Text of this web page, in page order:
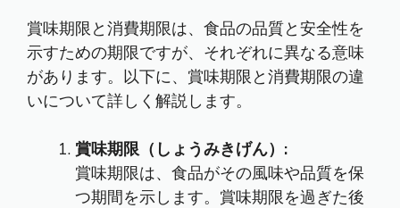
賞味期限と消費期限は、食品の品質と安全性を
示すための期限ですが、それぞれに異なる意味
があります。以下に、賞味期限と消費期限の違
いについて詳しく解説します。
賞味期限（しょうみきげん）:
賞味期限は、食品がその風味や品質を保
つ期間を示します。賞味期限を過ぎた後